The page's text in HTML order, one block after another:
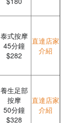
泰式按摩
45分鐘
$282
直達店家
介紹
養生足部
按摩
50分鐘
$328
直達店家
介紹